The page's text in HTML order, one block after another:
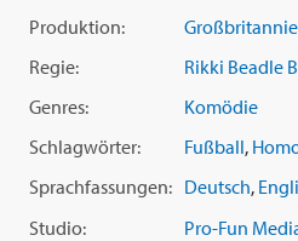
Spielfeld erlaubt. Eine großartige
Nicht-Fußball-Fans.
Produktion:
Regie:
Rikki Beadle
Genres:
Komödie
Schlagwörter:
Fußball,
Sprachfassungen: Deutsch,
Studio:
Pro-Fun